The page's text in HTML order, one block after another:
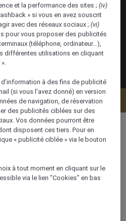
disponibilité
sur cour
et la performance des sites ;(iv)
» si vous en avez souscrit
avec des réseaux sociaux ;(vi)
pour vous proposer des publicités
(téléphone, ordinateur…),
différentes utilisations en cliquant
à des fins de publicité
(si vous l’avez donné) en version
de navigation, de réservation
des publicités ciblées sur des
Vos données pourront être
disposent ces tiers. Pour en
« publicité ciblée » via le bouton
à tout moment en cliquant sur le
via le lien "Cookies" en bas